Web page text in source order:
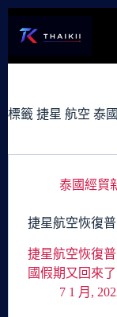
容
標籤 捷星 航空 泰國
泰國經貿
捷星航空恢復
捷星航空恢復
國假期又回來
7 1 月,